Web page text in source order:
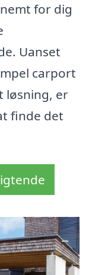
for dig
Uanset
carport
løsning, er
finde det